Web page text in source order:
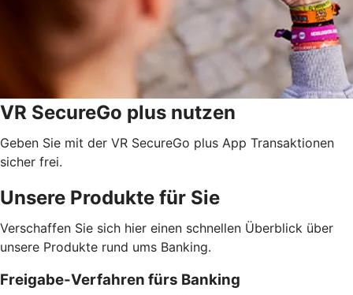
VR SecureGo plus nutzen
Geben Sie mit der VR SecureGo plus App Transaktionen
sicher frei.
Unsere Produkte für Sie
Verschaffen Sie sich hier einen schnellen Überblick über
unsere Produkte rund ums Banking.
Freigabe-Verfahren fürs Banking